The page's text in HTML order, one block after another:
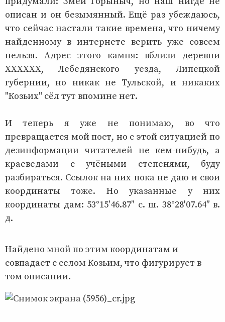
описан и он безымянный. Ещё раз убеждаюсь,
что сейчас настали такие времена, что ничему
найденному в интернете верить уже совсем
нельзя. Адрес этого камня: вблизи деревни
ХХХХХХ, Лебедянского уезда, Липецкой
губернии, но никак не Тульской, и никаких
"Козьих" сёл тут впомине нет.
И теперь я уже не понимаю, во что
превращается мой пост, но с этой ситуацией по
дезинформации читателей не кем-нибудь, а
краеведами с учёными степенями, буду
разбираться. Ссылок на них пока не даю и свои
координаты тоже. Но указанные у них
координаты дам: 53°15′46.87″ с. ш. 38°28′07.64″ в.
д.
Найдено мной по этим координатам и
совпадает с селом Козьим, что фигурирует в
том описании.